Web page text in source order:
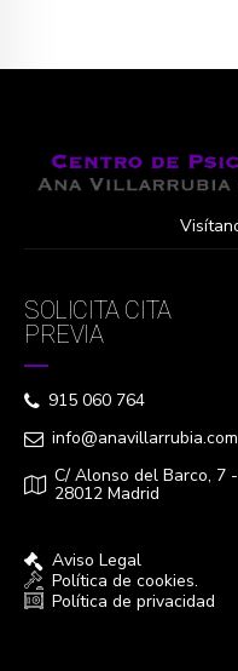
SOLICITA CITA
PREVIA
915 060 764
info@anavillarrubia.com
C/ Alonso del Barco, 7 -
28012 Madrid
Aviso Legal
Política de cookies.
Política de privacidad